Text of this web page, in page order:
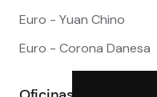
Euro - Yuan Chino
Euro - Corona Danesa